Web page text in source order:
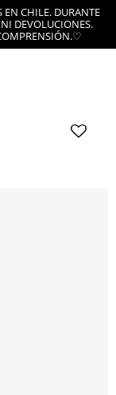
EN CHILE. DURANTE
DEVOLUCIONES.